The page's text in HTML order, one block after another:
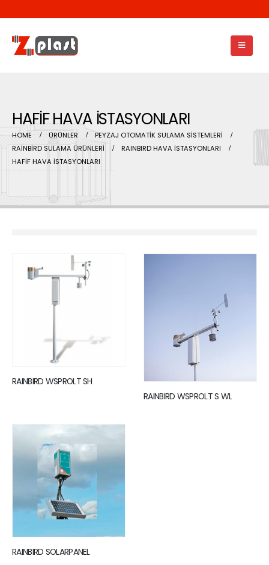
HAFİF HAVA İSTASYONLARI
HOME ÜRÜNLER
PEYZAJ OTOMATİK SULAMA SİSTEMLERİ
RAİNBİRD SULAMA ÜRÜNLERİ
RAINBIRD HAVA İSTASYONLARI
HAFİF HAVA İSTASYONLARI
RAINBIRD WSPROLT SH
RAINBIRD WSPROLT S WL
RAINBIRD SOLARPANEL